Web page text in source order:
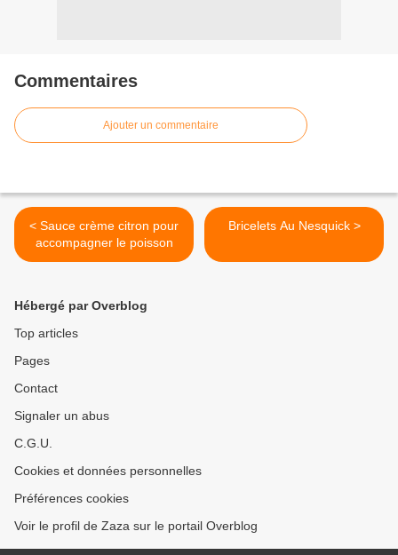
Commentaires
Ajouter un commentaire
< Sauce crème citron pour
accompagner le poisson
Bricelets Au Nesquick >
Hébergé par Overblog
Top articles
Pages
Contact
Signaler un abus
C.G.U.
Cookies et données personnelles
Préférences cookies
Voir le profil de Zaza sur le portail Overblog